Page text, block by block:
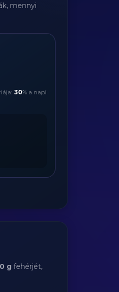
mennyi
30% a napi
g fehérjét,